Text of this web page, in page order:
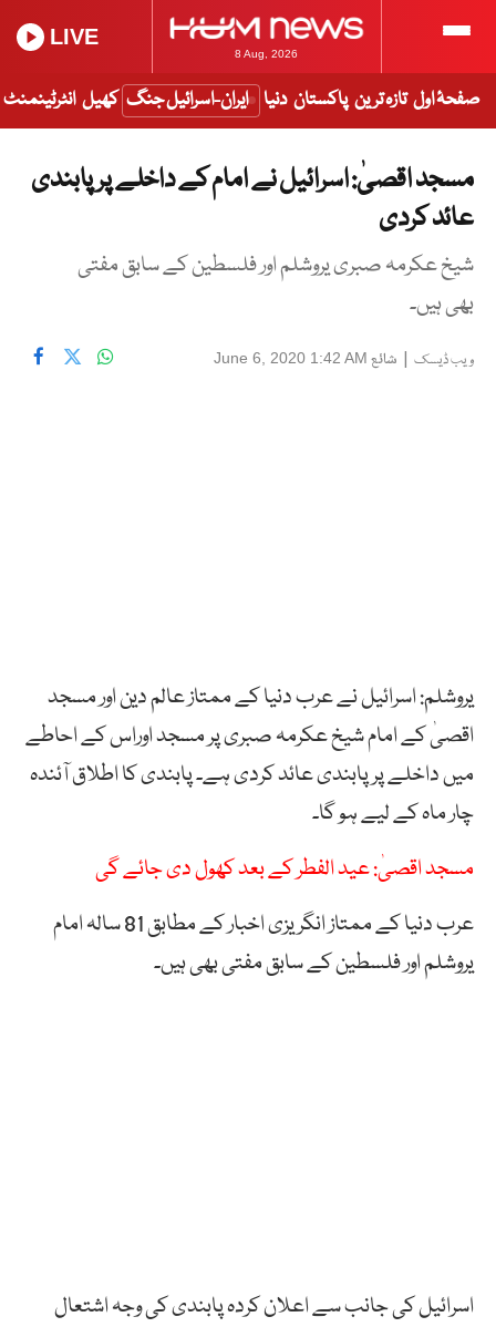
8 Aug, 2026
LIVE
صفحۂ اول تازہ ترین پاکستان دنیا ایران-اسرائیل جنگ کھیل انٹرٹینمنٹ
مسجد اقصیٰ: اسرائیل نے امام کے داخلے پر پابندی
عائد کردی
شیخ عکرمہ صبری یروشلم اور فلسطین کے سابق مفتی
بھی ہیں۔
ویب ڈیسک | شائع June 6, 2020 1:42 AM
یروشلم: اسرائیل نے عرب دنیا کے ممتاز عالم دین اور مسجد
اقصیٰ کے امام شیخ عکرمہ صبری پر مسجد اوراس کے احاطے
میں داخلے پر پابندی عائد کردی ہے۔ پابندی کا اطلاق آئندہ
چار ماہ کے لیے ہو گا۔
مسجد اقصیٰ: عید الفطر کے بعد کھول دی جائے گی
عرب دنیا کے ممتاز انگریزی اخبار کے مطابق 81 سالہ امام
یروشلم اور فلسطین کے سابق مفتی بھی ہیں۔
اسرائیل کی جانب سے اعلان کردہ پابندی کی وجہ اشتعال